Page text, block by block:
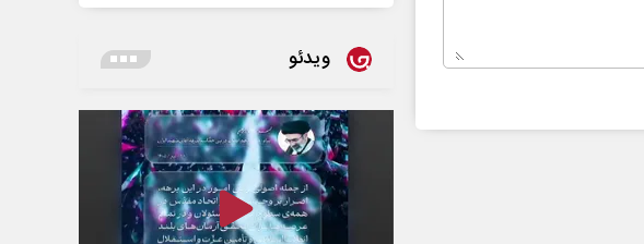
ویدئو